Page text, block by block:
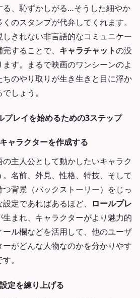
る、恥ずかしがる…そうした細やか
のスタンプが代弁してくれます。
きれない非言語的なコミュニケー
することで、 キャラチャットの没
す。まるで映画のワンシーンのよ
ちのやり取りが生き生きと目に浮か
しょう。
レイを始めるための3ステップ
ャラクターを作成する
主人公として動かしたいキャラク
名前、外見、性格、特技、そして
背景（バックストーリー）をじっ
定であればあるほど、
ロールプレ
まれ、キャラクターがより魅力的
ル欄などを活用して、他のユーザ
がどんな人物なのかを分かりやす
。
定を練り上げる